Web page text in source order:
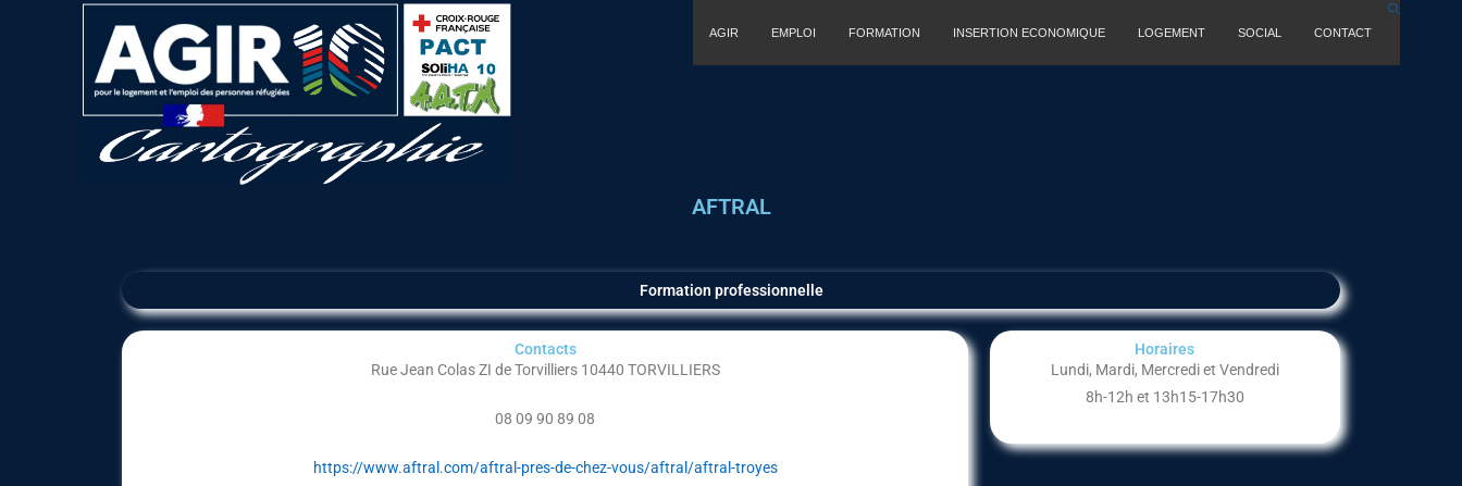
AGIR EMPLOI FORMATION INSERTION ECONOMIQUE LOGEMENT SOCIAL CONTACT
AFTRAL
Formation professionnelle
Contacts
Rue Jean Colas ZI de Torvilliers 10440 TORVILLIERS
08 09 90 89 08
https://www.aftral.com/aftral-pres-de-chez-vous/aftral/aftral-troyes
Horaires
Lundi, Mardi, Mercredi et Vendredi
8h-12h et 13h15-17h30